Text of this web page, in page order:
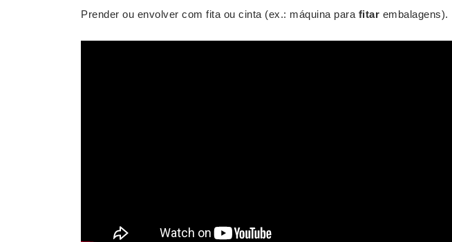
Prender ou envolver com fita ou cinta (ex.: máquina para fitar embalagens).